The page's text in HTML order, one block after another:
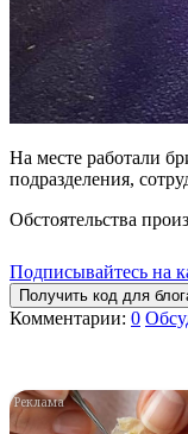
На месте работали
подразделения,
Обстоятельства
Подписывайтесь
Получить код для
Комментарии: 0